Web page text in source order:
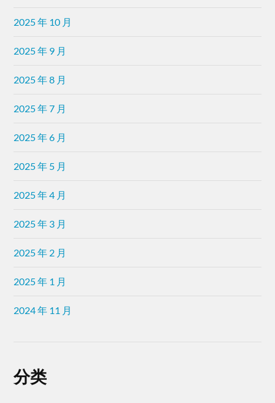
2025 年 10 月
2025 年 9 月
2025 年 8 月
2025 年 7 月
2025 年 6 月
2025 年 5 月
2025 年 4 月
2025 年 3 月
2025 年 2 月
2025 年 1 月
2024 年 11 月
分类